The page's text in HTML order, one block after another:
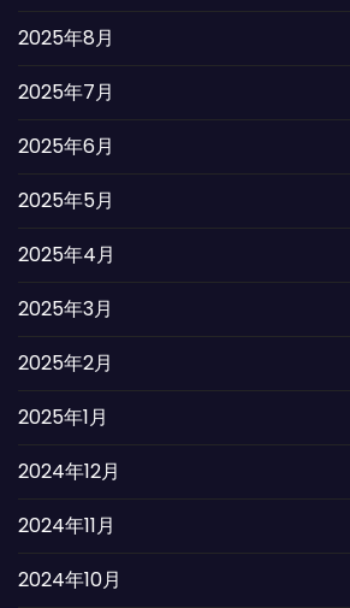
2025年8月
2025年7月
2025年6月
2025年5月
2025年4月
2025年3月
2025年2月
2025年1月
2024年12月
2024年11月
2024年10月